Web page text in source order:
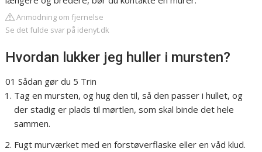
Anmodning om fjernelse
Se det fulde svar på idenyt.dk
Hvordan lukker jeg huller i mursten?
01 Sådan gør du 5 Trin
Tag en mursten, og hug den til, så den passer i hullet, og
der stadig er plads til mørtlen, som skal binde det hele
sammen.
Fugt murværket med en forstøverflaske eller en våd klud.